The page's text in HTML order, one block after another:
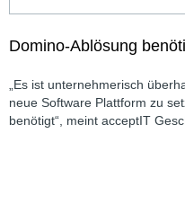
Domino-Ablösung
„Es ist unternehmerisch
neue Software Plattform zu
benötigt“, meint acceptIT